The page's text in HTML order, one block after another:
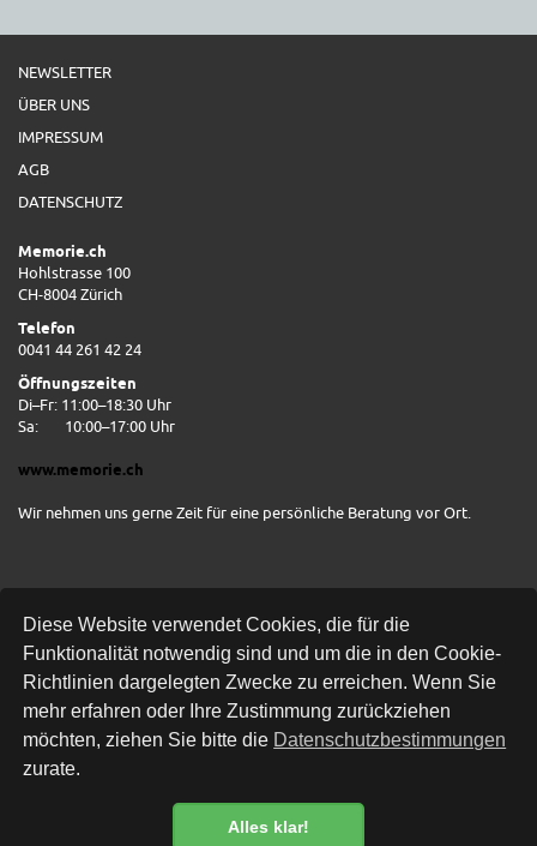
Diese Website verwendet Cookies, die für die
Funktionalität notwendig sind und um die in den Cookie-
Richtlinien dargelegten Zwecke zu erreichen. Wenn Sie
mehr erfahren oder Ihre Zustimmung zurückziehen
möchten, ziehen Sie bitte die Datenschutzbestimmungen
zurate.
Alles klar!
NEWSLETTER
ÜBER UNS
IMPRESSUM
AGB
DATENSCHUTZ
Memorie.ch
Hohlstrasse 100
CH-8004 Zürich
Telefon
0041 44 261 42 24
Öffnungszeiten
Di–Fr: 11:00–18:30 Uhr
Sa:
10:00–17:00 Uhr
www.memorie.ch
Wir nehmen uns gerne Zeit für eine persönliche Beratung vor Ort.
Kostenlose Lieferung